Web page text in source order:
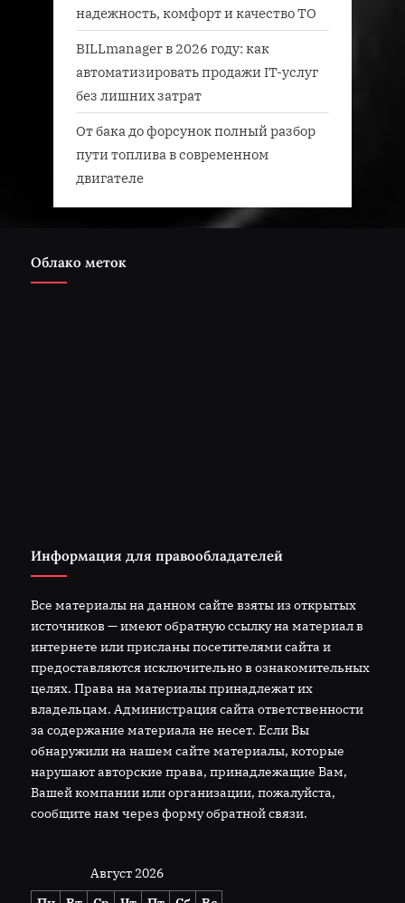
надежность, комфорт и качество ТО
BILLmanager в 2026 году: как
автоматизировать продажи IT-услуг
без лишних затрат
От бака до форсунок полный разбор
пути топлива в современном
двигателе
Облако меток
Информация для правообладателей
Все материалы на данном сайте взяты из открытых
источников — имеют обратную ссылку на материал в
интернете или присланы посетителями сайта и
предоставляются исключительно в ознакомительных
целях. Права на материалы принадлежат их
владельцам. Администрация сайта ответственности
за содержание материала не несет. Если Вы
обнаружили на нашем сайте материалы, которые
нарушают авторские права, принадлежащие Вам,
Вашей компании или организации, пожалуйста,
сообщите нам через форму обратной связи.
Август 2026